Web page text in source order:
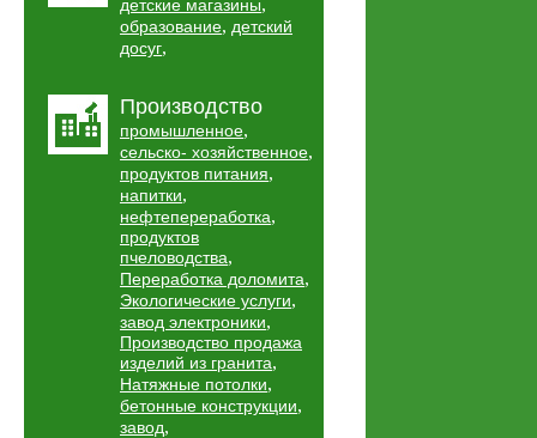
детские магазины,
образование, детский
досуг,
Производство
промышленное,
сельско- хозяйственное,
продуктов питания,
напитки,
нефтепереработка,
продуктов
пчеловодства,
Переработка доломита,
Экологические услуги,
завод электроники,
Производство продажа
изделий из гранита,
Натяжные потолки,
бетонные конструкции,
завод,